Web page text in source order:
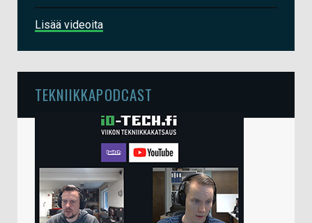
Lisää videoita
TEKNIIKKAPODCAST